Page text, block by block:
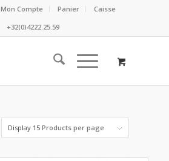
Mon Compte Panier
Caisse
+32(0)4222.25.59
Display 15 Products per page